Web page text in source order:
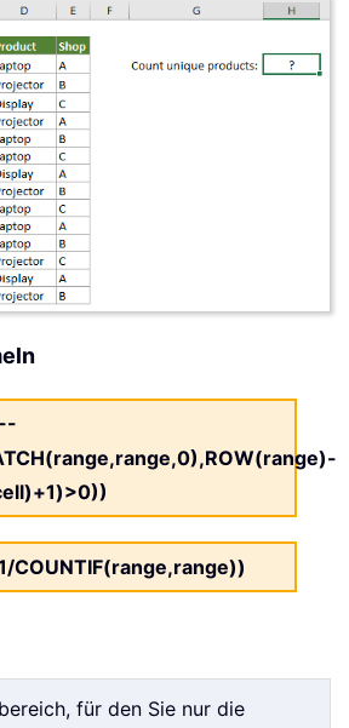
COUNTIF(range,range))
für den Sie nur die